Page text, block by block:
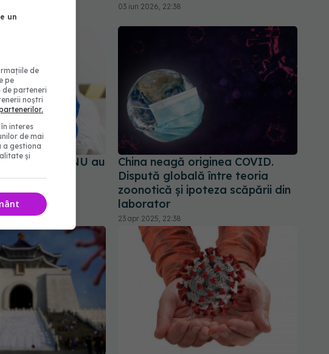
03 iun 2026, 22:38
cu cei care NU au
China neagă originea COVID.
Dispută globală între teoria
zoonotică și ipoteza scăpării din
laborator
23 apr 2025, 22:38
un
de
pe
parteneri
noștri
interes
de mai
a gestiona
și